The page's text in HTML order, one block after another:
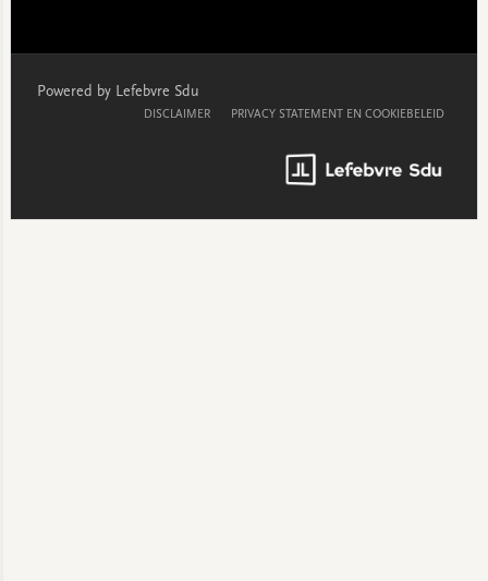
Powered by Lefebvre Sdu
DISCLAIMER PRIVACY STATEMENT EN COOKIEBELEID